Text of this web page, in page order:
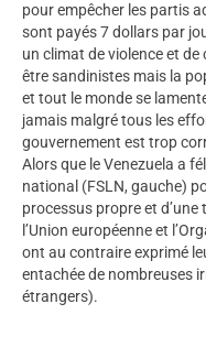
pour empêcher les partis
sont payés 7 dollars par
un climat de violence et
être sandinistes mais la
et tout le monde se
jamais malgré tous les
gouvernement est trop
Alors que le Venezuela a
national (FSLN, gauche)
processus propre et
l’Union européenne et
ont au contraire exprimé
entachée de nombreuses
étrangers).